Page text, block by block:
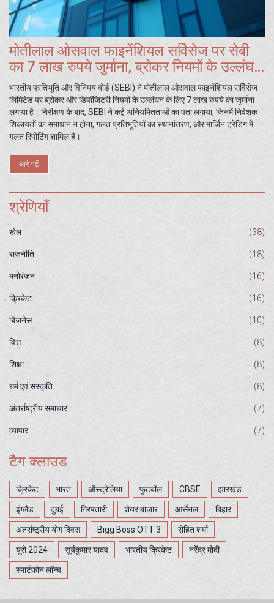
मोतीलाल ओसवाल फाइनेंशियल सर्विसेज पर सेबी
का 7 लाख रुपये जुर्माना, ब्रोकर नियमों के उल्लंघन
का मामला
भारतीय प्रतिभूति और विनिमय बोर्ड (SEBI) ने मोतीलाल ओसवाल फाइनेंशियल सर्विसेज
लिमिटेड पर ब्रोकर और डिपॉजिटरी नियमों के उल्लंघन के लिए 7 लाख रुपये का जुर्माना
लगाया है। निरीक्षण के बाद, SEBI ने कई अनियमितताओं का पता लगाया, जिनमें निवेशक
शिकायतों का समाधान न होना, गलत प्रतिभूतियों का स्थानांतरण, और मार्जिन ट्रेडिंग में
गलत रिपोर्टिंग शामिल है।
आगे पढ़ें
श्रेणियाँ
खेल (38)
राजनीति (18)
मनोरंजन (16)
क्रिकेट (16)
बिजनेस (10)
वित्त (8)
शिक्षा (8)
धर्म एवं संस्कृति (8)
अंतर्राष्ट्रीय समाचार (7)
व्यापार (7)
टैग क्लाउड
क्रिकेट भारत ऑस्ट्रेलिया फुटबॉल CBSE झारखंड
इंग्लैंड दुबई गिरफ्तारी शेयर बाजार आर्सेनल बिहार
अंतर्राष्ट्रीय योग दिवस Bigg Boss OTT 3 रोहित शर्मा
यूरो 2024 सूर्यकुमार यादव भारतीय क्रिकेट नरेंद्र मोदी
स्मार्टफोन लॉन्च